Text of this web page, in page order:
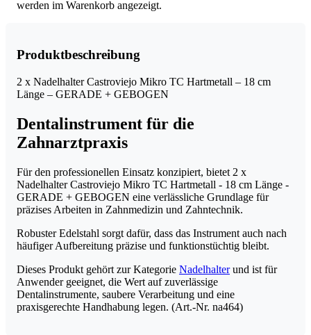
Mikro
-
18
Länge
-
GEBOGEN
Menge
werden im Warenkorb angezeigt.
Produktbeschreibung
2 x Nadelhalter Castroviejo Mikro TC Hartmetall – 18 cm
Länge – GERADE + GEBOGEN
Dentalinstrument für die
Zahnarztpraxis
Für den professionellen Einsatz konzipiert, bietet 2 x
Nadelhalter Castroviejo Mikro TC Hartmetall - 18 cm Länge -
GERADE + GEBOGEN eine verlässliche Grundlage für
präzises Arbeiten in Zahnmedizin und Zahntechnik.
Robuster Edelstahl sorgt dafür, dass das Instrument auch nach
häufiger Aufbereitung präzise und funktionstüchtig bleibt.
Dieses Produkt gehört zur Kategorie Nadelhalterund ist für
Anwender geeignet, die Wert auf zuverlässige
Dentalinstrumente, saubere Verarbeitung und eine
praxisgerechte Handhabung legen. (Art.-Nr. na464)